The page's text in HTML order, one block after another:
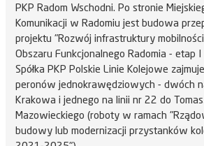
PKP Radom Wschodni. Po stronie
Komunikacji w Radomiu jest budowa
projektu "Rozwój infrastruktury
Obszaru Funkcjonalnego Radomia - etap I
Spółka PKP Polskie Linie Kolejowe
peronów jednokrawędziowych - dwóch
Krakowa i jednego na linii nr 22 do
Mazowieckiego (roboty w ramach
budowy lub modernizacji przystanków